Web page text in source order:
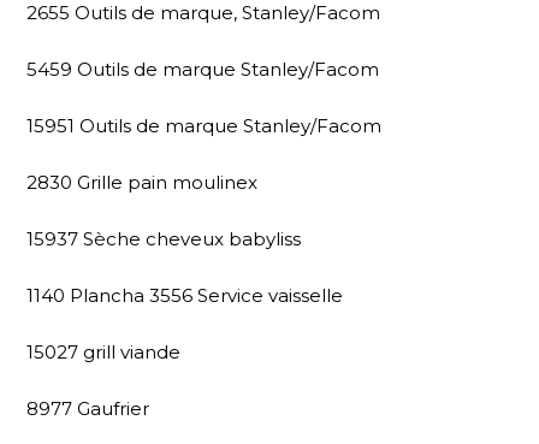
2655 Outils de marque, Stanley/Facom
5459 Outils de marque Stanley/Facom
15951 Outils de marque Stanley/Facom
2830 Grille pain moulinex
15937 Sèche cheveux babyliss
1140 Plancha 3556 Service vaisselle
15027 grill viande
8977 Gaufrier